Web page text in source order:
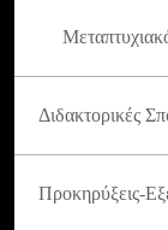
Διδακτορικές
Προκηρύξεις-